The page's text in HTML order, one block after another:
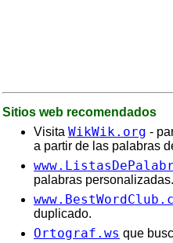
Sitios web recomendados
Visita WikWik.org -
a partir de las palabras
palabras personalizadas.
duplicado.
Ortograf.ws que